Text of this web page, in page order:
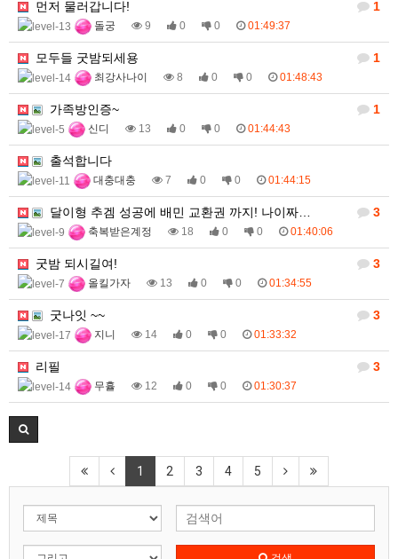
1
먼저 물러갑니다!
돌궁 9 0 0 01:49:37
1
모두들 굿밤되세용
최강사나이 8 0 0 01:48:43
1
가족방인증~
신디 13 0 0 01:44:43
출석합니다
대충대충 7 0 0 01:44:15
3
달이형 추겜 성공에 배민 교환권 까지! 나이짜…
축복받은계정 18 0 0 01:40:06
3
굿밤 되시길여!
올킬가자 13 0 0 01:34:55
3
굿나잇 ~~
지니 14 0 0 01:33:32
3
리필
무휼 12 0 0 01:30:37
1 2 3 4 5